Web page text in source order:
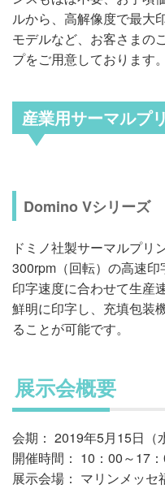
ルから、高解像度で最大
モデルなど、お客さまの
プをご用意しております。
産業用サーマルプ
Domino Vシリーズ
ドミノ社製サーマルプリ
300rpm（回転）の高速
印字速度に合わせて生産
鮮明に印字し、充填包装
ることが可能です。
展示会概要
会期： 2019年5月15日（
開催時間： 10：00～17
展示会場： マリンメッセ